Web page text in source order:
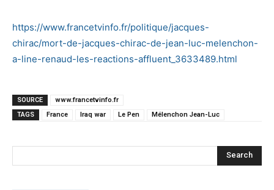
https://www.francetvinfo.fr/politique/jacques-
chirac/mort-de-jacques-chirac-de-jean-luc-melenchon-
a-line-renaud-les-reactions-affluent_3633489.html
SOURCE
www.francetvinfo.fr
TAGS
France Iraq war Le Pen Mélenchon Jean-Luc
Search